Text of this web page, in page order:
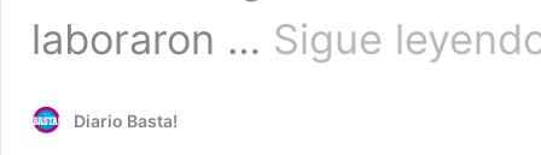
laboraron … Sigue
Diario Basta!